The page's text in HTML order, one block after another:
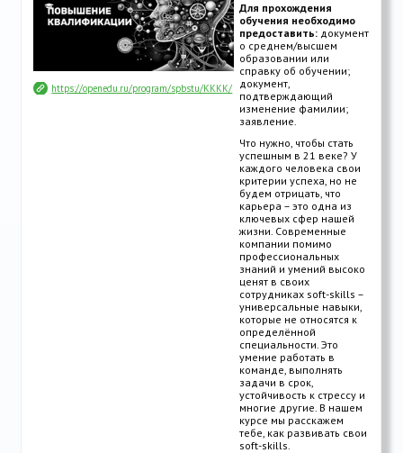
https://openedu.ru/program/spbstu/KKKK/
Для прохождения
обучения необходимо
предоставить: документ
о среднем/высшем
образовании или
справку об обучении;
документ,
подтверждающий
изменение фамилии;
заявление.
Что нужно, чтобы стать
успешным в 21 веке? У
каждого человека свои
критерии успеха, но не
будем отрицать, что
карьера – это одна из
ключевых сфер нашей
жизни. Современные
компании помимо
профессиональных
знаний и умений высоко
ценят в своих
сотрудниках soft-skills –
универсальные навыки,
которые не относятся к
определённой
специальности. Это
умение работать в
команде, выполнять
задачи в срок,
устойчивость к стрессу и
многие другие. В нашем
курсе мы расскажем
тебе, как развивать свои
soft-skills.